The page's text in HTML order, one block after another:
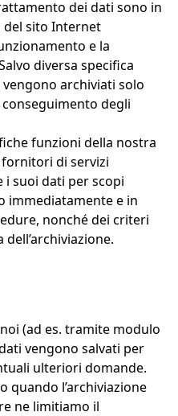
dei dati sono in
del sito Internet
e la
diversa specifica
archiviati solo
degli
funzioni della nostra
di servizi
i suoi dati per scopi
immediatamente e in
nonché dei criteri
(ad es. tramite modulo
vengono salvati per
ulteriori domande.
quando l’archiviazione
ne limitiamo il